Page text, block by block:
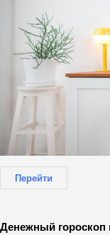
Перейти
Денежный гороскоп